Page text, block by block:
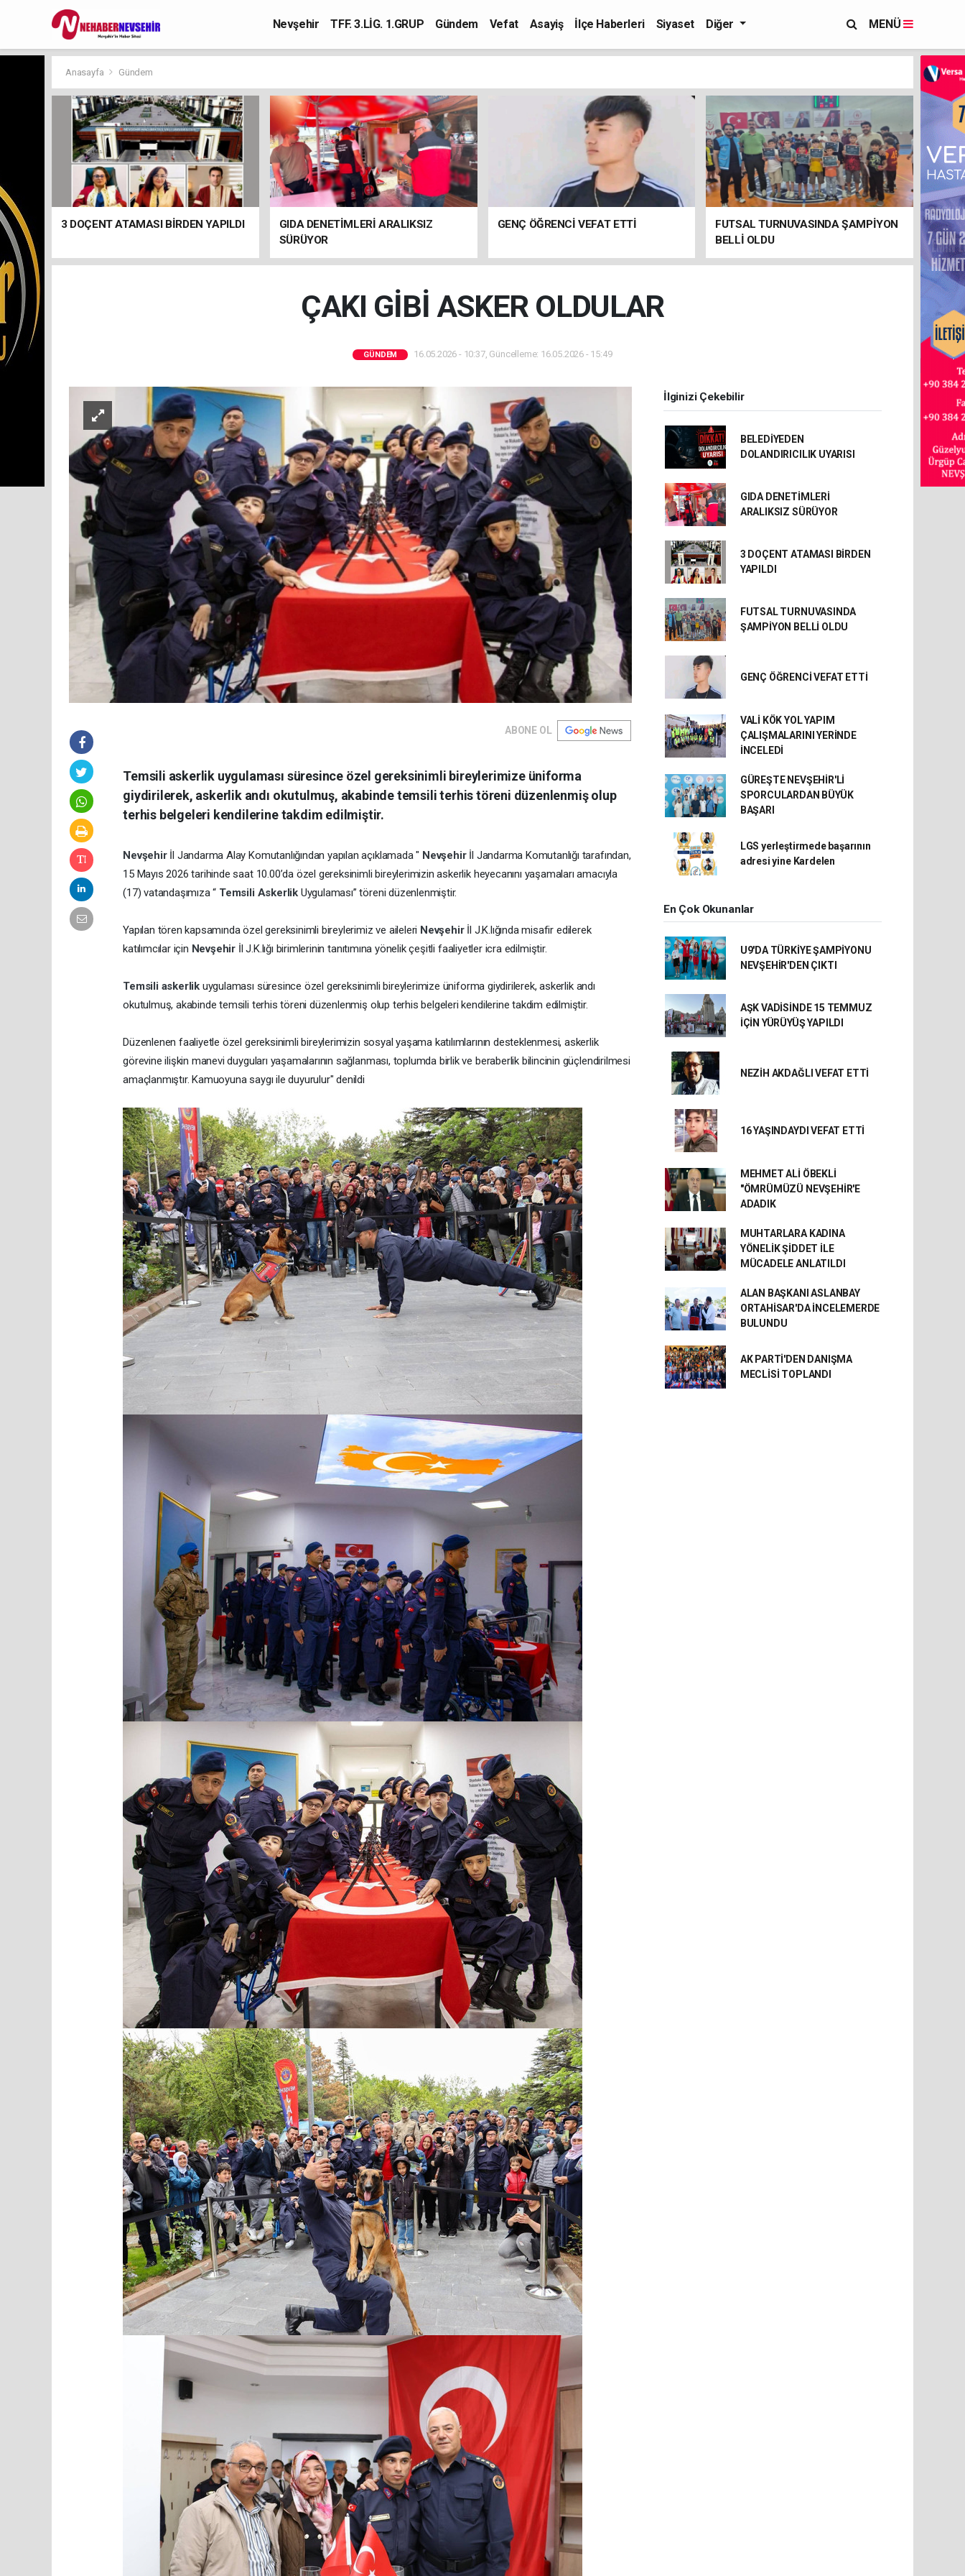
Nevşehir TFF. 3.LİG. 1.GRUP Gündem Vefat Asayiş İlçe Haberleri Siyaset Diğer MENÜ
Anasayfa Gündem
3 DOÇENT ATAMASI BİRDEN YAPILDI
GIDA DENETİMLERİ ARALIKSIZ
SÜRÜYOR
GENÇ ÖĞRENCİ VEFAT ETTİ
FUTSAL TURNUVASINDA ŞAMPİYON
BELLİ OLDU
ÇAKI GİBİ ASKER OLDULAR
GÜNDEM 16.05.2026 - 10:37, Güncelleme: 16.05.2026 - 15:49
ABONE OL
Temsili askerlik uygulaması süresince özel gereksinimli bireylerimize üniforma
giydirilerek, askerlik andı okutulmuş, akabinde temsili terhis töreni düzenlenmiş olup
terhis belgeleri kendilerine takdim edilmiştir.
Nevşehir İl Jandarma Alay Komutanlığından yapılan açıklamada " Nevşehir İl Jandarma Komutanlığı tarafından,
15 Mayıs 2026 tarihinde saat 10.00’da özel gereksinimli bireylerimizin askerlik heyecanını yaşamaları amacıyla
(17) vatandaşımıza “ Temsili Askerlik Uygulaması” töreni düzenlenmiştir.
Yapılan tören kapsamında özel gereksinimli bireylerimiz ve aileleri Nevşehir İl J.K.lığında misafir edilerek
katılımcılar için Nevşehir İl J.K.lığı birimlerinin tanıtımına yönelik çeşitli faaliyetler icra edilmiştir.
Temsili askerlik uygulaması süresince özel gereksinimli bireylerimize üniforma giydirilerek, askerlik andı
okutulmuş, akabinde temsili terhis töreni düzenlenmiş olup terhis belgeleri kendilerine takdim edilmiştir.
Düzenlenen faaliyetle özel gereksinimli bireylerimizin sosyal yaşama katılımlarının desteklenmesi, askerlik
görevine ilişkin manevi duyguları yaşamalarının sağlanması, toplumda birlik ve beraberlik bilincinin güçlendirilmesi
amaçlanmıştır. Kamuoyuna saygı ile duyurulur" denildi
İlginizi Çekebilir
BELEDİYEDEN
DOLANDIRICILIK UYARISI
GIDA DENETİMLERİ
ARALIKSIZ SÜRÜYOR
3 DOÇENT ATAMASI BİRDEN
YAPILDI
FUTSAL TURNUVASINDA
ŞAMPİYON BELLİ OLDU
GENÇ ÖĞRENCİ VEFAT ETTİ
VALİ KÖK YOL YAPIM
ÇALIŞMALARINI YERİNDE
İNCELEDİ
GÜREŞTE NEVŞEHİR'Lİ
SPORCULARDAN BÜYÜK
BAŞARI
LGS yerleştirmede başarının
adresi yine Kardelen
En Çok Okunanlar
U9'DA TÜRKİYE ŞAMPİYONU
NEVŞEHİR'DEN ÇIKTI
AŞK VADİSİNDE 15 TEMMUZ
İÇİN YÜRÜYÜŞ YAPILDI
NEZİH AKDAĞLI VEFAT ETTİ
16 YAŞINDAYDI VEFAT ETTİ
MEHMET ALİ ÖBEKLİ
"ÖMRÜMÜZÜ NEVŞEHİR'E
ADADIK
MUHTARLARA KADINA
YÖNELİK ŞİDDET İLE
MÜCADELE ANLATILDI
ALAN BAŞKANI ASLANBAY
ORTAHİSAR'DA İNCELEMERDE
BULUNDU
AK PARTİ'DEN DANIŞMA
MECLİSİ TOPLANDI